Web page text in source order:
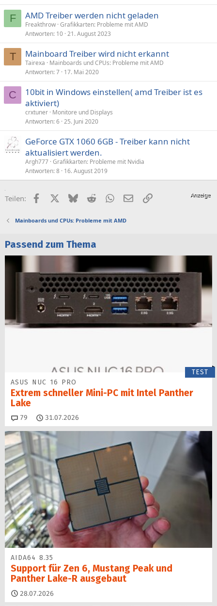
F AMD Treiber werden nicht geladen
Freakthrow Grafikkarten: Probleme mit AMD
Antworten 10 21. August 2023
T Mainboard Treiber wird nicht erkannt
Tairexa
Mainboards und CPUs: Probleme mit AMD
Antworten 7 17. Mai 2020
C
10bit in Windows einstellen( amd Treiber ist es
aktiviert)
crxtuner Monitore und Displays
Antworten 6 25. Juni 2020
GeForce GTX 1060 6GB - Treiber kann nicht
aktualisiert werden.
Argh777 Grafikkarten: Probleme mit Nvidia
Antworten 8 16. August 2019
Teilen: FacebookX (Twitter)
BlueskyRedditWhatsApp
E-MailLink
Mainboards und CPUs: Probleme mit AMD
Passend zum Thema
TEST
ASUS NUC 16 PRO
Extrem schneller Mini-PC mit Intel Panther
Lake
79 Kommentare
31.07.2026
AIDA64 8.35
Support für Zen 6, Mustang Peak und
Panther Lake-R ausgebaut
28.07.2026